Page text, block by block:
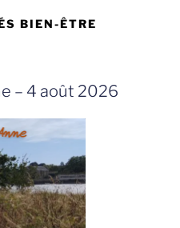
BIEN-ÊTRE
– 4 août 2026